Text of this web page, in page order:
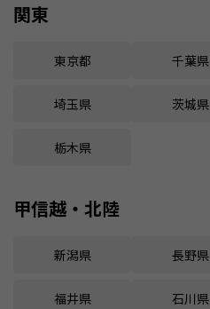
関東
東京都 千葉県
埼玉県 茨城県
栃木県
甲信越・北陸
新潟県 長野県
福井県 石川県